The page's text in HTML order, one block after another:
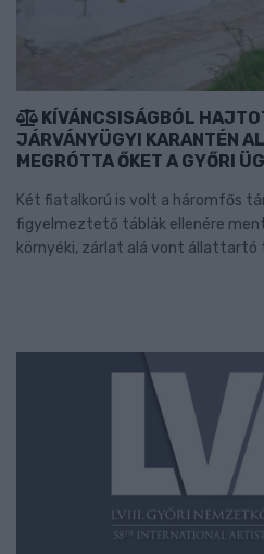
KÍVÁNCSISÁGBÓL
JÁRVÁNYÜGYI KARANTÉN
MEGRÓTTA ŐKET A GYŐRI
Két fiatalkorú is volt a háromfős
figyelmeztető táblák ellenére
környéki, zárlat alá vont állattartó